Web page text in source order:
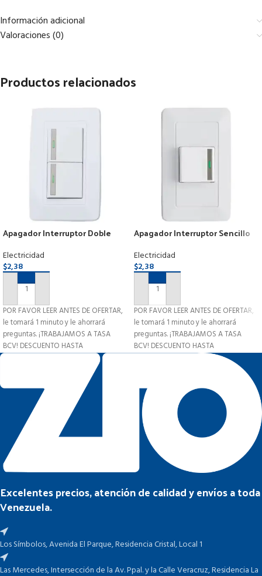
Información adicional
Valoraciones (0)
Productos relacionados
Apagador Interruptor Doble
Reflectivo
Electricidad
$2,38
AÑADIR AL CARRITO
POR FAVOR LEER ANTES DE OFERTAR,
le tomará 1 minuto y le ahorrará
preguntas. ¡TRABAJAMOS A TASA
BCV! DESCUENTO HASTA
Apagador Interruptor Sencillo
Electricidad
$2,38
AÑADIR AL CARRITO
POR FAVOR LEER ANTES DE OFERTAR,
le tomará 1 minuto y le ahorrará
preguntas. ¡TRABAJAMOS A TASA
BCV! DESCUENTO HASTA
Excelentes precios, atención de calidad y envíos a toda
Venezuela.
Los Símbolos, Avenida El Parque, Residencia Cristal, Local 1
Las Mercedes, Intersección de la Av. Ppal. y la Calle Veracruz, Residencia La